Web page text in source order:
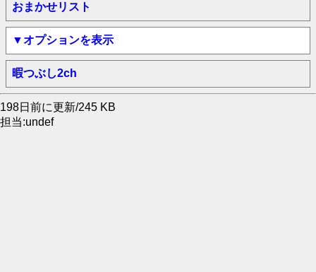
おまかせリスト
▼オプションを表示
暇つぶし2ch
198日前に更新/245 KB
担当:undef